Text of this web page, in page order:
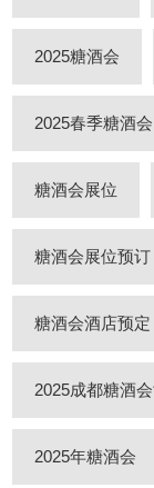
2025糖酒会
2025春季糖酒会
糖酒会展位
糖酒会展位预订
糖酒会酒店预定
2025成都糖酒
2025年糖酒会